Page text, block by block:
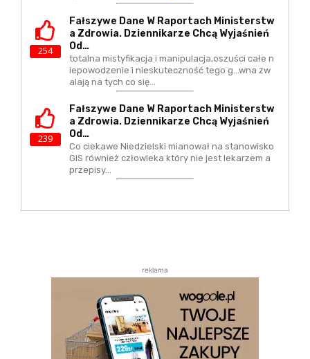
254
Fałszywe Dane W Raportach Ministerstw
A Zdrowia. Dziennikarze Chcą Wyjaśnień
Od…
totalna mistyfikacja i manipulacja,oszuści całe n
iepowodzenie i nieskuteczność tego g...wna zw
alają na tych co się…
239
Fałszywe Dane W Raportach Ministerstw
A Zdrowia. Dziennikarze Chcą Wyjaśnień
Od…
Co ciekawe Niedzielski mianował na stanowisko
GIS również człowieka który nie jest lekarzem a
przepisy…
reklama